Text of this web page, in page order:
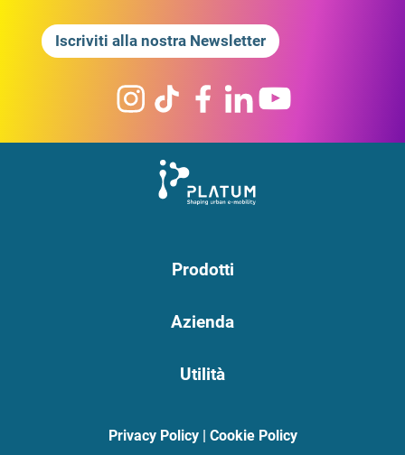
Iscriviti alla nostra Newsletter
Prodotti
Azienda
Utilità
Privacy Policy| Cookie Policy